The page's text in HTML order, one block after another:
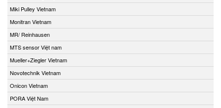
Miki Pulley Vietnam
Monitran Vietnam
MR/ Reinhausen
MTS sensor Việt nam
Mueller+Ziegler Vietnam
Novotechnik Vietnam
Onicon Vietnam
PORA Việt Nam